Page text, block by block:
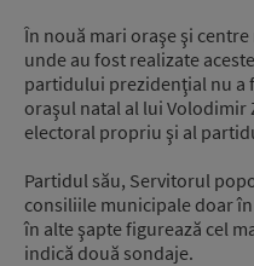
În nouă mari oraşe şi
unde au fost realizate
partidului prezidenţial nu a
oraşul natal al lui
electoral propriu şi al
Partidul său, Servitorul
consiliile municipale doar
în alte şapte figurează cel
indică două sondaje.